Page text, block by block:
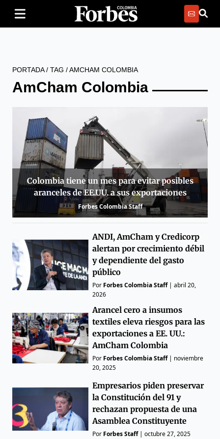
PORTADA/ TAG /AMCHAM COLOMBIA
AmCham Colombia
Colombia tiene un mes para evitar posibles
aranceles de EE.UU. a sus exportaciones
Forbes Colombia Staff
ANDI, AmCham y Credicorp
alertan por crecimiento débil
y dependiente del gasto
público
Por Forbes Colombia Staff|abril 20,
2026
Arancel cero a insumos
textiles eleva riesgos para las
exportaciones a EE. UU.:
AmCham Colombia
Por Forbes Colombia Staff| noviembre
20, 2025
Empresarios piden preservar
la Constitución del 91 y
rechazan propuesta de una
Asamblea Constituyente
Por Forbes Staff|octubre 27, 2025